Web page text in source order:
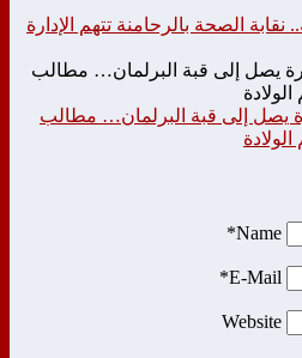
الصحة بالرحامنة تتهم الإدارة
يصل إلى قبة البرلمان… مطالب
Name*
E-Mail*
Website